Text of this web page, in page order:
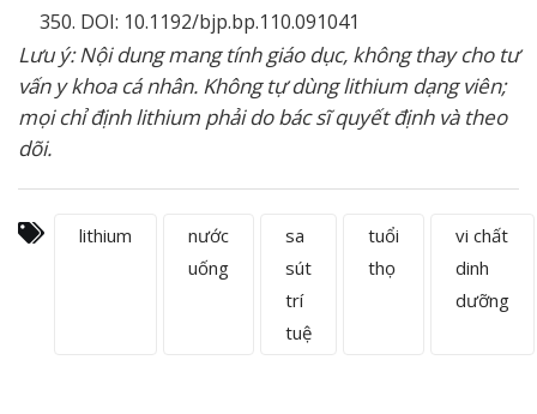
350. DOI: 10.1192/bjp.bp.110.091041
Lưu ý: Nội dung mang tính giáo dục, không thay cho tư
vấn y khoa cá nhân. Không tự dùng lithium dạng viên;
mọi chỉ định lithium phải do bác sĩ quyết định và theo
dõi.
lithium
nước
uống
sa
sút
trí
tuệ
tuổi
thọ
vi chất
dinh
dưỡng